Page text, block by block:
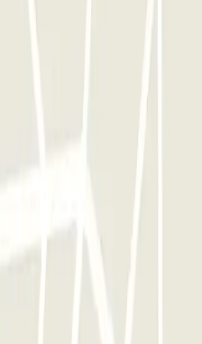
maken van het
van deze operator,
zo vaak in- en
Beoordelingen